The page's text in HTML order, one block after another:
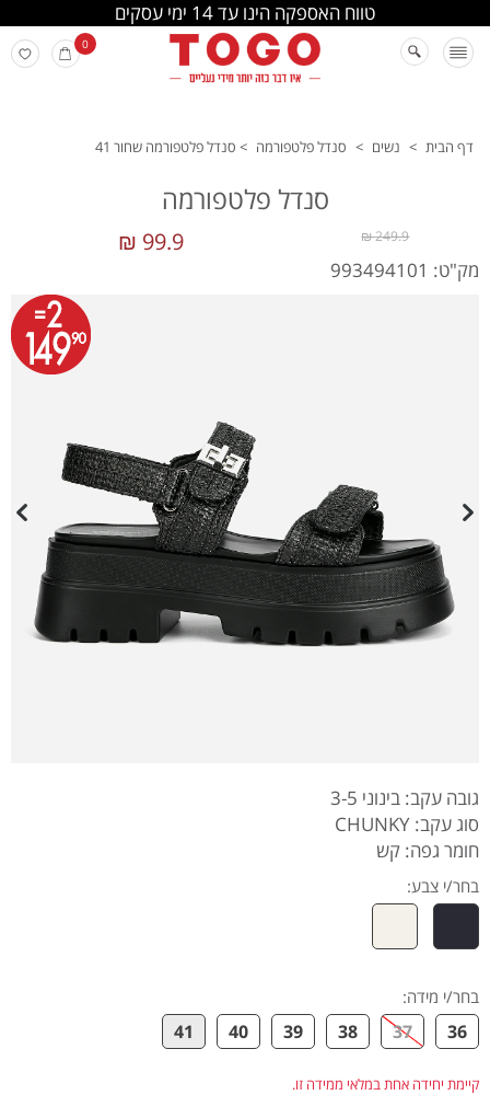
החלפה והחזרה מתבצעת בסניפי הרשת
0
דף הבית > נשים > סנדל פלטפורמה > סנדל פלטפורמה שחור 41
סנדל פלטפורמה
99.9 ₪ 249.9 ₪
מק"ט: 993494101
גובה עקב: בינוני 3-5
סוג עקב: CHUNKY
חומר גפה: קש
בחר/י צבע:
בחר/י מידה:
36
37
38
39
40
41
קיימת יחידה אחת במלאי ממידה זו.